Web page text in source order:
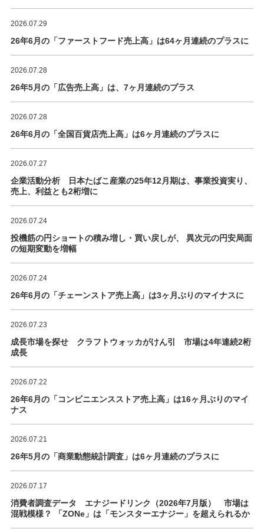
2026.07.29
26年6月の「ファーストフード売上高」は64ヶ月連続のプラスに
2026.07.28
26年5月の「広告売上高」は、7ヶ月連続のプラス
2026.07.28
26年6月の「全国百貨店売上高」は6ヶ月連続のプラスに
2026.07.27
企業活動分析 日本たばこ産業の25年12月期は、事業投資実り、
売上、利益とも2桁増に
2026.07.24
投機筋の円ショートの積み増し・買い戻しが、 異次元の円安局面
の短期変動を増幅
2026.07.24
26年6月の「チェーンストア売上高」は3ヶ月ぶりのマイナスに
2026.07.23
成長市場を探せ クラフトウォッカがけん引 市場は4年連続2桁
成長
2026.07.22
26年6月の「コンビニエンスストア売上高」は16ヶ月ぶりのマイ
ナス
2026.07.21
26年5月の「商業動態統計調査」は6ヶ月連続のプラスに
2026.07.17
消費者調査データ エナジードリンク（2026年7月版） 市場は
混戦模様？ 「ZONe」は「モンスターエナジー」を超えられるか